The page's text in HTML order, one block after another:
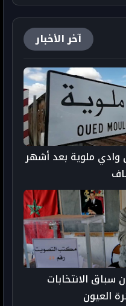
آخر الأخبار
وادي ملوية بعد أشهر
سباق الانتخابات
العيون